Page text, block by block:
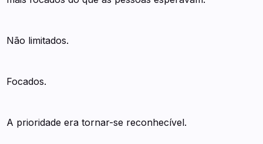
Não limitados.
Focados.
A prioridade era tornar-se reconhecível.